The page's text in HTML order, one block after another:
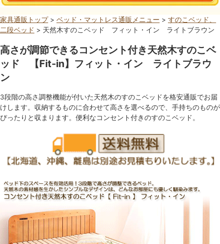
家具通販トップ> ベッド・マットレス通販メニュー > すのこベッド、
二段ベッド > 天然木すのこベッド フィット・イン ライトブラウン
高さが調節できるコンセント付き天然木すのこベ
ッド 【Fit-in】フィット・イン ライトブラウ
ン
3段階の高さ調整機能が付いた天然木のすのこベッドを格安通販でお届
けします。収納するものに合わせて高さを選べるので、手持ちのものが
ぴったりと収まります。便利なコンセント付きのすのこベッド。